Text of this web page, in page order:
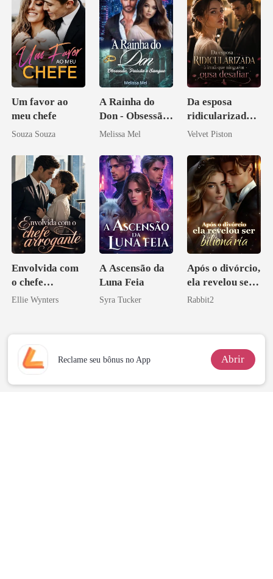
Um favor ao
meu chefe
Souza Souza
A Rainha do
Don - Obsessão,
Paixão e Sangue
Melissa Mel
Da esposa
ridicularizada à
irmã que
desafiar
Velvet Piston
Envolvida com
o chefe
arrogante
Ellie Wynters
A Ascensão da
Luna Feia
Syra Tucker
Após o divórcio,
ela revelou ser
bilionária
Rabbit2
Reclame seu bônus no App Abrir